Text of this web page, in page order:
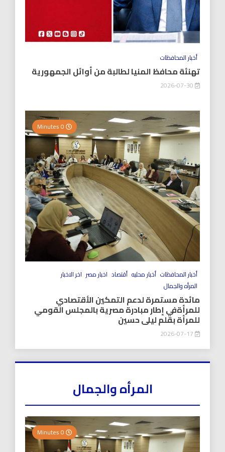
أخبار المحافظات
تهنئة محافظ المنيا لطالبة من أوائل الجمهورية
أخبار المحافظات أخبار محليه أقتصاد اخبار مصر اخر الاخبار
المرأه والجمال
مائدة مستمرة لدعم التمكين الأقتصادي
للمرأةفي إطار مبادرة مصرية بالمجلس القومي
للمرأة بقلم ليلى حسين
المرأه والجمال